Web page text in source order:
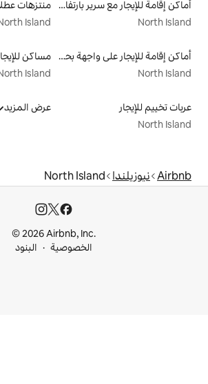
أماكن إقامة للإيجار مع سرير بارتفاع مناسب يراعي سهولة الوصول
منتزهات عطلات للإيجار
North Island
أماكن إقامة للإيجار على واجهة بحرية
مساكن للإيجار مع حمامات سباحة
North Island
عرض المزيد
North